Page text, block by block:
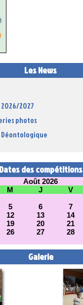
Les News
2026/2027
photos
Dates des compétitions
Août 2026
M J V
5 6 7
12 13 14
19 20 21
26 27 28
Galerie